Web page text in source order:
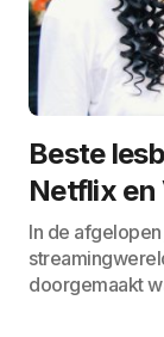
Beste
Netflix
In de
doorgemaakt